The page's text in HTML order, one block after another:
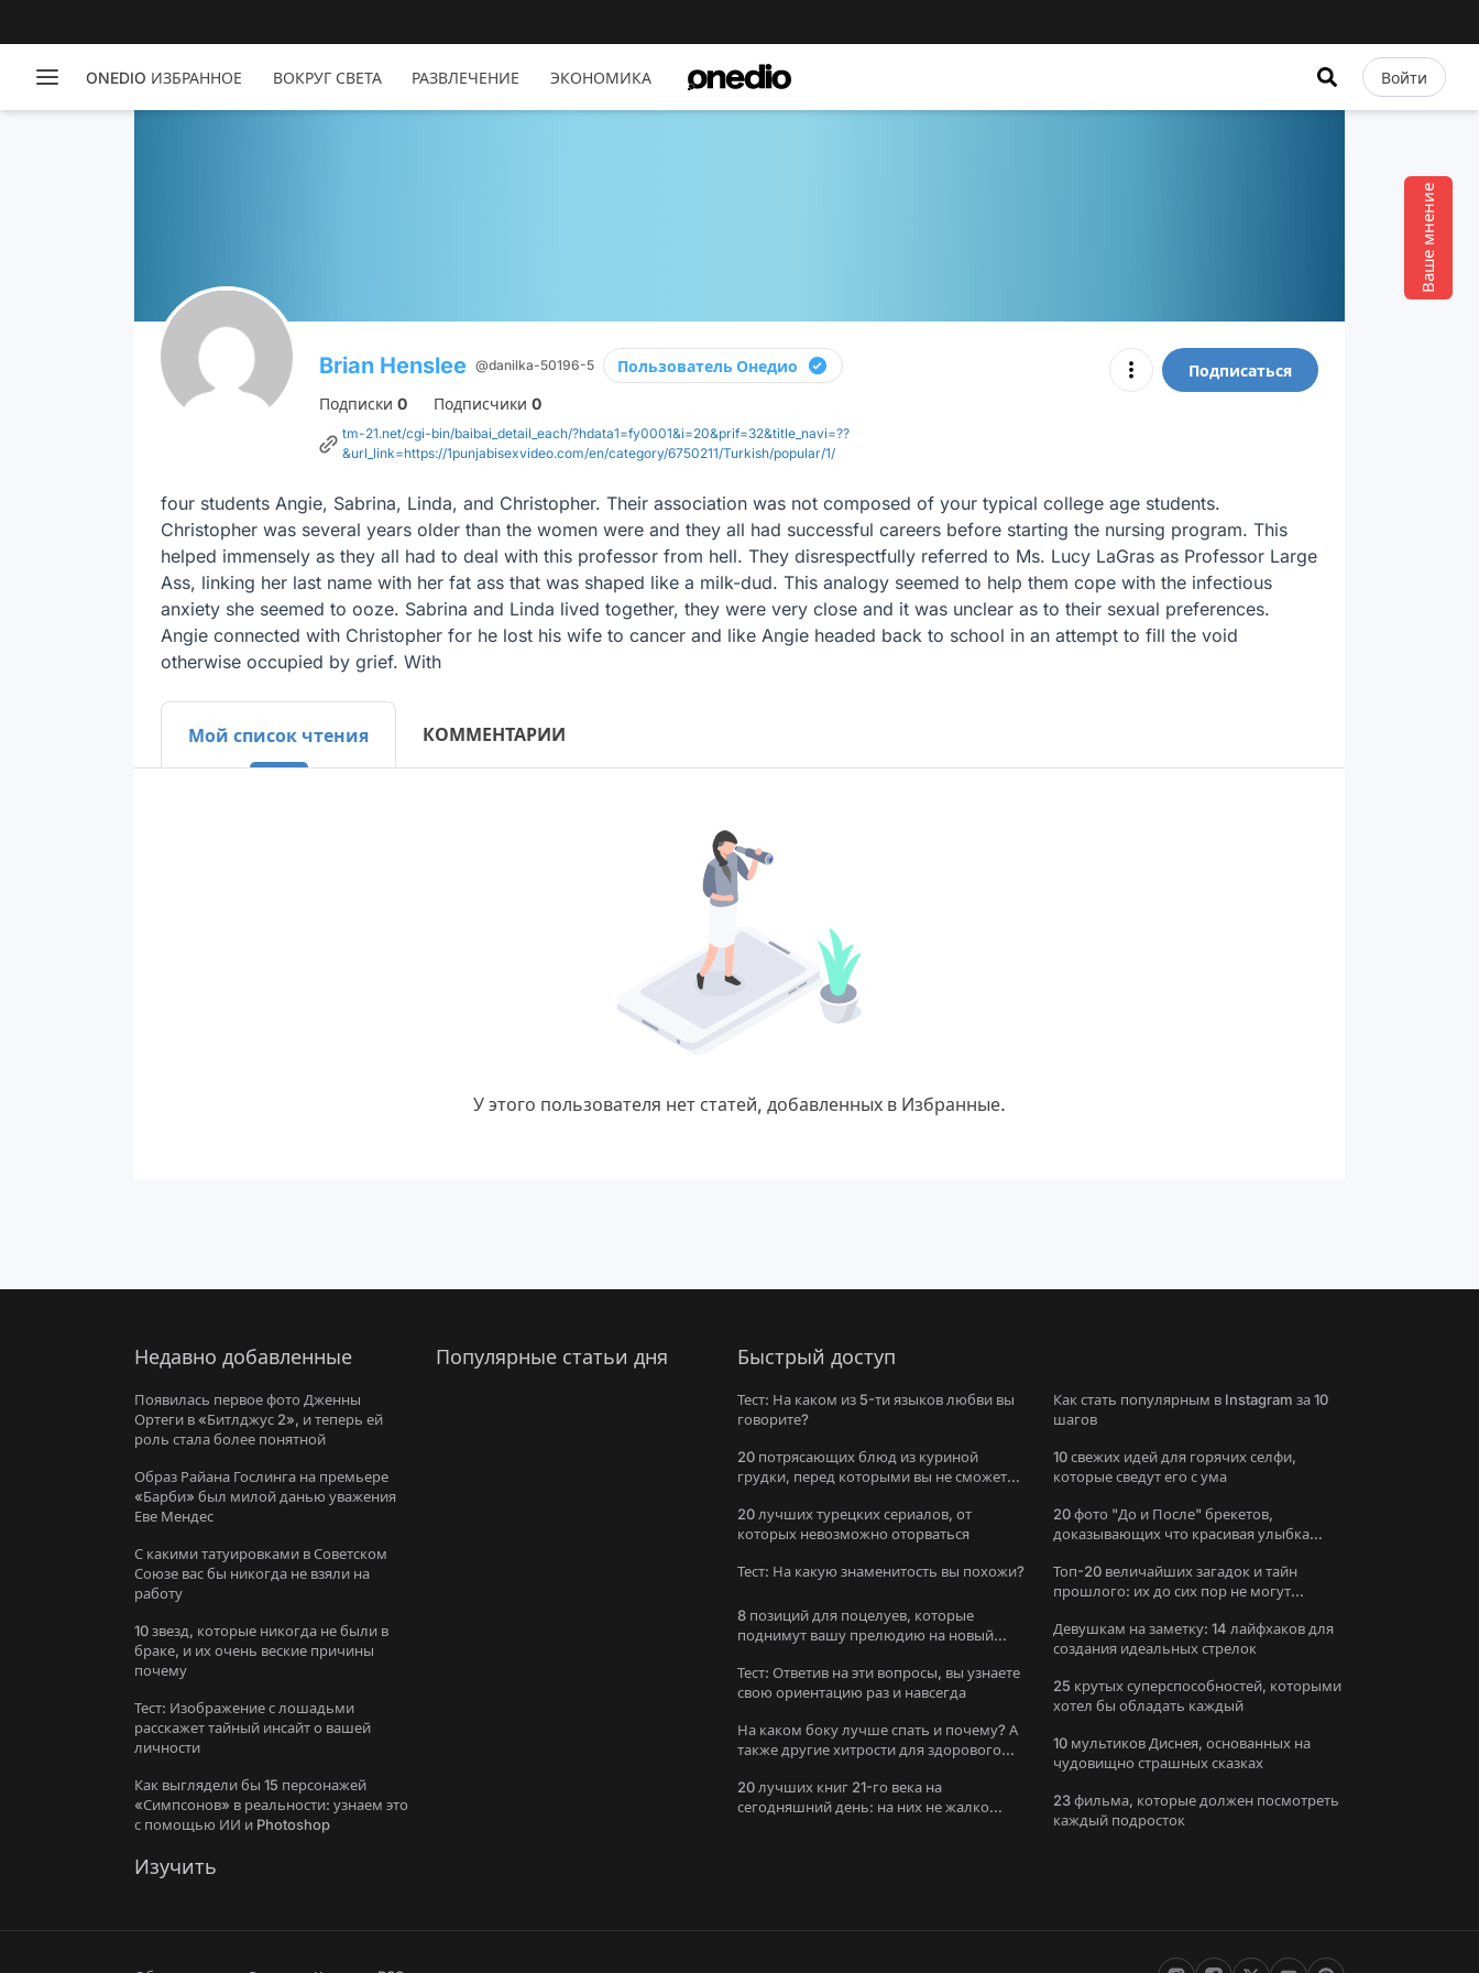
ONEDIO ИЗБРАННОЕ ВОКРУГ СВЕТА РАЗВЛЕЧЕНИЕ ЭКОНОМИКА Войти
Ваше мнение
Подписаться
Brian Henslee @danilka-50196-5 Пользователь Онедио
Подписки 0 Подписчики 0
tm-21.net/cgi-bin/baibai_detail_each/?hdata1=fy0001&i=20&prif=32&title_navi=??
&url_link=https://1punjabisexvideo.com/en/category/6750211/Turkish/popular/1/
four students Angie, Sabrina, Linda, and Christopher. Their association was not composed of your typical college age students.
Christopher was several years older than the women were and they all had successful careers before starting the nursing program. This
helped immensely as they all had to deal with this professor from hell. They disrespectfully referred to Ms. Lucy LaGras as Professor Large
Ass, linking her last name with her fat ass that was shaped like a milk-dud. This analogy seemed to help them cope with the infectious
anxiety she seemed to ooze. Sabrina and Linda lived together, they were very close and it was unclear as to their sexual preferences.
Angie connected with Christopher for he lost his wife to cancer and like Angie headed back to school in an attempt to fill the void
otherwise occupied by grief. With
Мой список чтения КОММЕНТАРИИ
У этого пользователя нет статей, добавленных в Избранные.
Недавно добавленные
Появилась первое фото Дженны
Ортеги в «Битлджус 2», и теперь ей
роль стала более понятной
Образ Райана Гослинга на премьере
«Барби» был милой данью уважения
Еве Мендес
С какими татуировками в Советском
Союзе вас бы никогда не взяли на
работу
10 звезд, которые никогда не были в
браке, и их очень веские причины
почему
Тест: Изображение с лошадьми
расскажет тайный инсайт о вашей
личности
Как выглядели бы 15 персонажей
«Симпсонов» в реальности: узнаем это
с помощью ИИ и Photoshop
Популярные статьи дня Быстрый доступ
Тест: На каком из 5-ти языков любви вы
говорите?
20 потрясающих блюд из куриной
грудки, перед которыми вы не сможете
20 лучших турецких сериалов, от
которых невозможно оторваться
Тест: На какую знаменитость вы похожи?
8 позиций для поцелуев, которые
поднимут вашу прелюдию на новый
Тест: Ответив на эти вопросы, вы узнаете
свою ориентацию раз и навсегда
На каком боку лучше спать и почему? А
также другие хитрости для здорового
20 лучших книг 21-го века на
сегодняшний день: на них не жалко
Как стать популярным в Instagram за 10
шагов
10 свежих идей для горячих селфи,
которые сведут его с ума
20 фото "До и После" брекетов,
доказывающих что красивая улыбка
Топ-20 величайших загадок и тайн
прошлого: их до сих пор не могут
Девушкам на заметку: 14 лайфхаков для
создания идеальных стрелок
25 крутых суперспособностей, которыми
хотел бы обладать каждый
10 мультиков Диснея, основанных на
чудовищно страшных сказках
23 фильма, которые должен посмотреть
каждый подросток
Изучить